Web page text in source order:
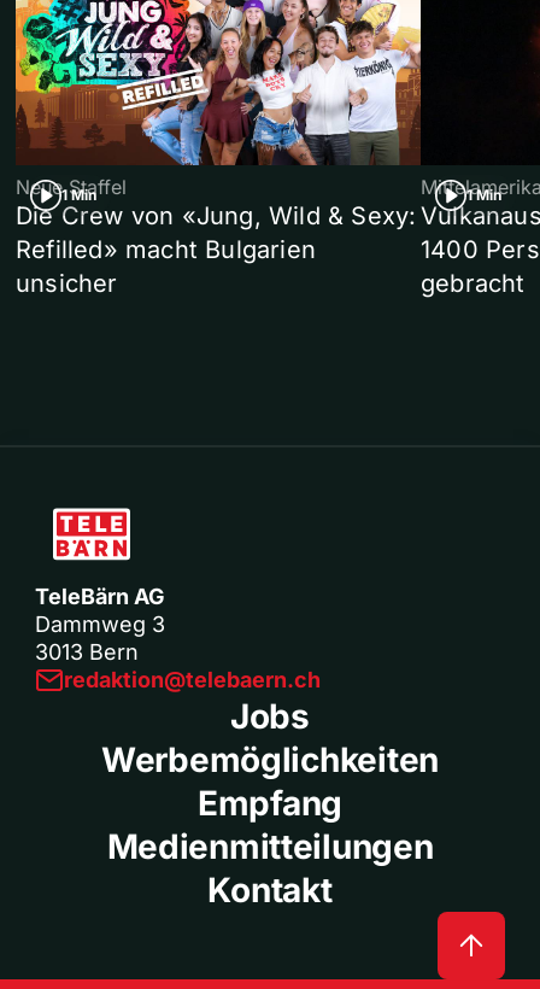
1 Min
Neue Staffel
Die Crew von «Jung, Wild & Sexy:
Refilled» macht Bulgarien
unsicher
1 Min
1400
gebracht
TeleBärn AG
Dammweg 3
3013 Bern
redaktion@telebaern.ch
Jobs
Werbemöglichkeiten
Empfang
Medienmitteilungen
Kontakt